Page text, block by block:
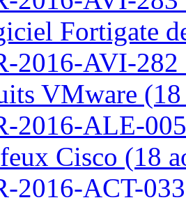
Fortigate
2016-AVI-
VMware
2016-ALE-
Cisco (18
2016-ACT-